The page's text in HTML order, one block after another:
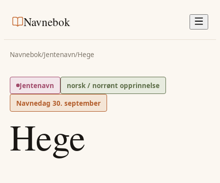
Navnebok
Navnebok/Jentenavn/Hege
Jentenavn
norsk / norrønt opprinnelse
Navnedag 30. september
Hege